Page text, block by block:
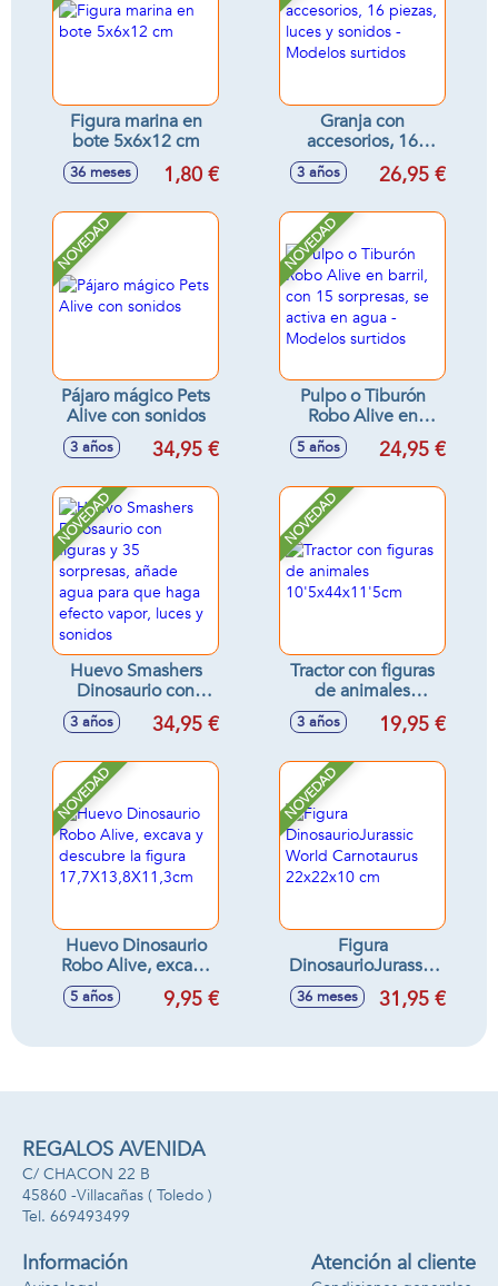
Figura marina en
bote 5x6x12 cm
36 meses 1,80 €
Granja con
accesorios, 16
piezas, luces y
sonidos - Modelos
3 años 26,95 €
NOVEDAD
Pájaro mágico Pets
Alive con sonidos
3 años 34,95 €
NOVEDAD
Pulpo o Tiburón
Robo Alive en
barril, con 15
sorpresas, se activa
surtidos
5 años 24,95 €
NOVEDAD
Huevo Smashers
Dinosaurio con
figuras y 35
sorpresas, añade
haga efecto vapor,
luces y sonidos
3 años 34,95 €
NOVEDAD
Tractor con figuras
de animales
10'5x44x11'5cm
3 años 19,95 €
NOVEDAD
Huevo Dinosaurio
Robo Alive, excava
y descubre la figura
17,7X13,8X11,3cm
5 años 9,95 €
NOVEDAD
Figura
DinosaurioJurassic
World Carnotaurus
22x22x10 cm
36 meses 31,95 €
REGALOS AVENIDA
C/ CHACON 22 B
45860 -Villacañas ( Toledo )
669493499
Información Atención al cliente